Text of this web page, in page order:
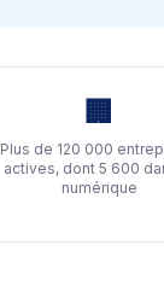
🏢
Plus de 120 000
actives, dont 5 600
numérique